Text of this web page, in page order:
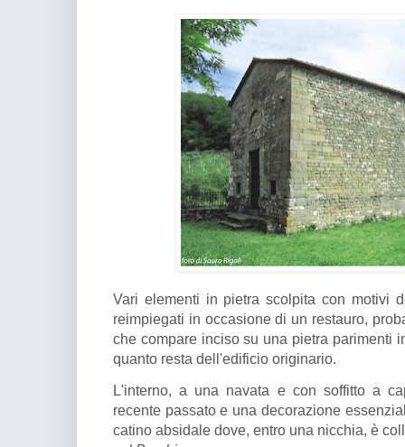
Vari elementi in pietra scolpita con motivi
reimpiegati in occasione di un restauro,
che compare inciso su una pietra parimenti
quanto resta dell'edificio originario.
L'interno, a una navata e con soffitto a
recente passato e una decorazione
catino absidale dove, entro una nicchia, è